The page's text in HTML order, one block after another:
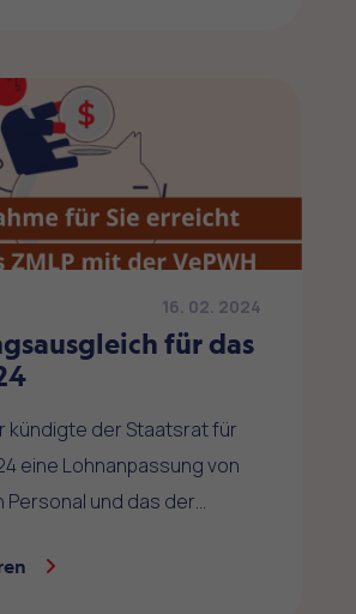
16. 02. 2024
für das
kündigte der Staatsrat für
eine Lohnanpassung von
Personal und das der…